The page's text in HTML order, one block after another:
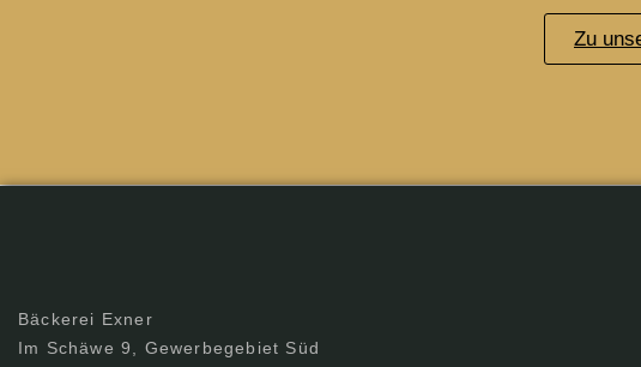
Zu
Bäckerei Exner
Im Schäwe 9, Gewerbegebiet Süd